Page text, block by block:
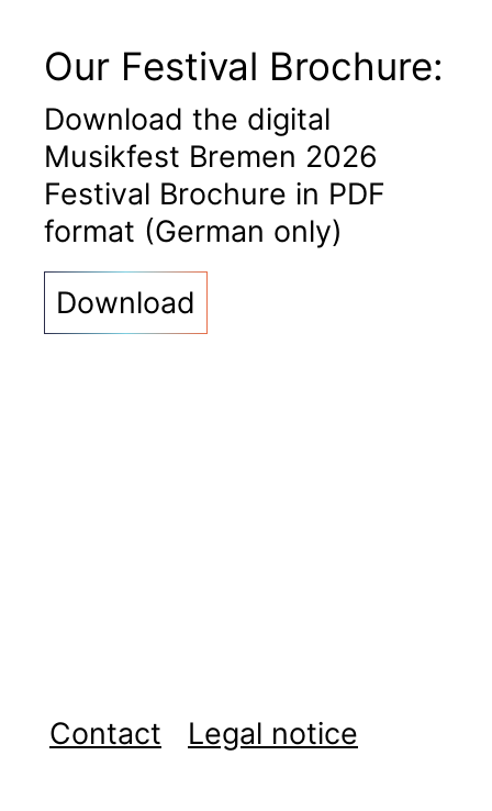
Our Festival Brochure:
Download the digital
Musikfest Bremen 2026
Festival Brochure in PDF
format (German only)
Download
Contact Legal notice